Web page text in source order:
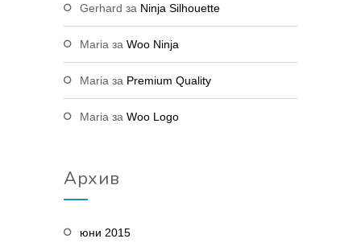
Gerhard за Ninja Silhouette
Maria за Woo Ninja
Maria за Premium Quality
Maria за Woo Logo
Архив
юни 2015